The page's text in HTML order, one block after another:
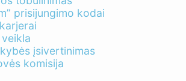
prisijungimo kodai
įsivertinimas
komisija